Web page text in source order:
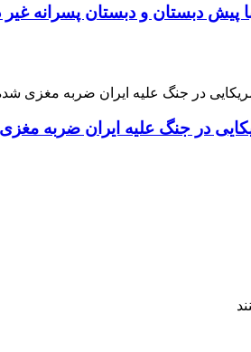
پیش دبستان و دبستان پسرانه غیر
در جنگ علیه ایران ضربه